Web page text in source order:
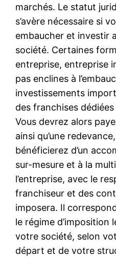
marchés. Le statut
s’avère nécessaire si
embaucher et investir
société. Certaines
entreprise, entreprise
pas enclines à
investissements
des franchises
Vous devrez alors
ainsi qu’une
bénéficierez d’un
sur-mesure et à la
l’entreprise, avec le
franchiseur et des
imposera. Il
le régime d’imposition
votre société, selon
départ et de votre